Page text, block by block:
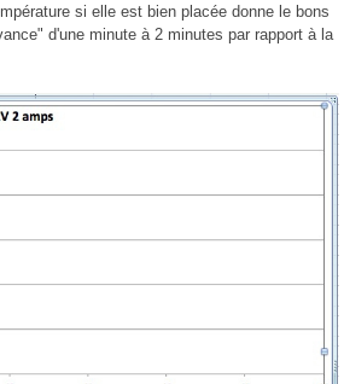
si elle est bien placée donne le bons
d'une minute à 2 minutes par rapport à la